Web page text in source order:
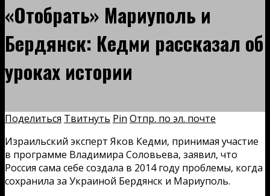
«Отобрать» Мариуполь и
Бердянск: Кедми рассказал об
уроках истории
Поделиться Твитнуть Pin Отпр. по эл. почте
Израильский эксперт Яков Кедми, принимая участие
в программе Владимира Соловьева, заявил, что
Россия сама себе создала в 2014 году проблемы, когда
сохранила за Украиной Бердянск и Мариуполь.